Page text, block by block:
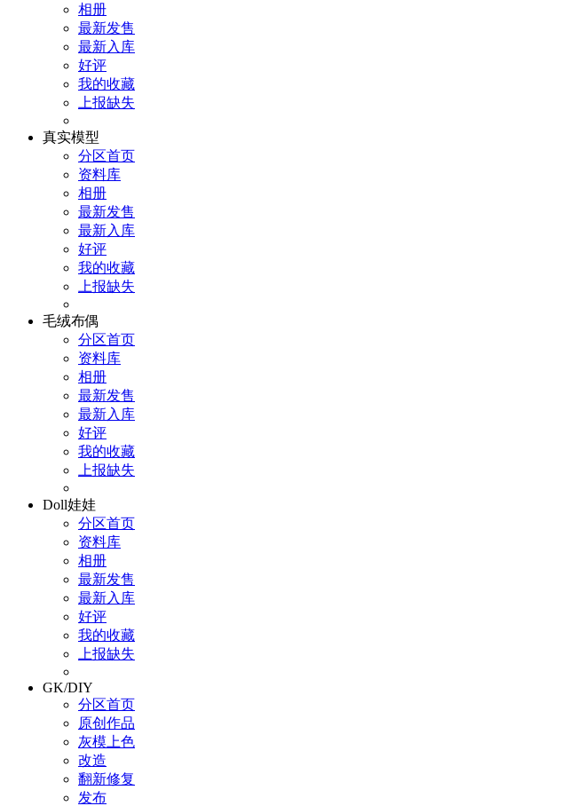
相册
最新发售
最新入库
好评
我的收藏
上报缺失
真实模型
分区首页
资料库
相册
最新发售
最新入库
好评
我的收藏
上报缺失
毛绒布偶
分区首页
资料库
相册
最新发售
最新入库
好评
我的收藏
上报缺失
Doll娃娃
分区首页
资料库
相册
最新发售
最新入库
好评
我的收藏
上报缺失
GK/DIY
分区首页
原创作品
灰模上色
改造
翻新修复
发布